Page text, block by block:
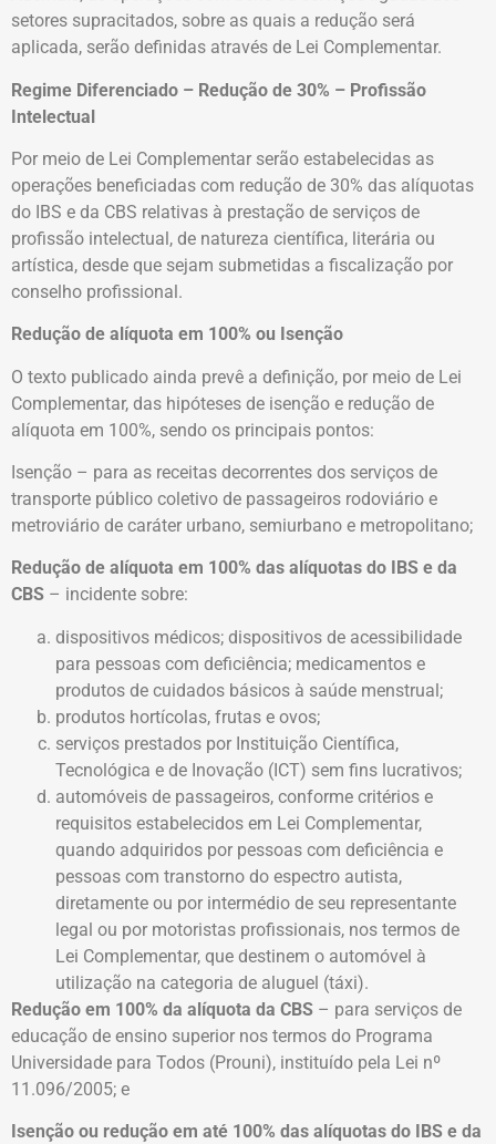
setores supracitados, sobre as quais a redução será
aplicada, serão definidas através de Lei Complementar.
Regime Diferenciado – Redução de 30% – Profissão
Intelectual
Por meio de Lei Complementar serão estabelecidas as
operações beneficiadas com redução de 30% das alíquotas
do IBS e da CBS relativas à prestação de serviços de
profissão intelectual, de natureza científica, literária ou
artística, desde que sejam submetidas a fiscalização por
conselho profissional.
Redução de alíquota em 100% ou Isenção
O texto publicado ainda prevê a definição, por meio de Lei
Complementar, das hipóteses de isenção e redução de
alíquota em 100%, sendo os principais pontos:
Isenção – para as receitas decorrentes dos serviços de
transporte público coletivo de passageiros rodoviário e
metroviário de caráter urbano, semiurbano e metropolitano;
Redução de alíquota em 100% das alíquotas do IBS e da
CBS – incidente sobre:
dispositivos médicos; dispositivos de acessibilidade
para pessoas com deficiência; medicamentos e
produtos de cuidados básicos à saúde menstrual;
produtos hortícolas, frutas e ovos;
serviços prestados por Instituição Científica,
Tecnológica e de Inovação (ICT) sem fins lucrativos;
automóveis de passageiros, conforme critérios e
requisitos estabelecidos em Lei Complementar,
quando adquiridos por pessoas com deficiência e
pessoas com transtorno do espectro autista,
diretamente ou por intermédio de seu representante
legal ou por motoristas profissionais, nos termos de
Lei Complementar, que destinem o automóvel à
utilização na categoria de aluguel (táxi).
Redução em 100% da alíquota da CBS – para serviços de
educação de ensino superior nos termos do Programa
Universidade para Todos (Prouni), instituído pela Lei nº
11.096/2005; e
Isenção ou redução em até 100% das alíquotas do IBS e da